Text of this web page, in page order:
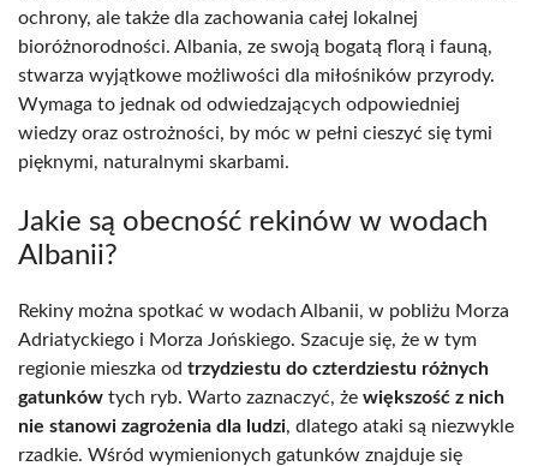
ochrony, ale także dla zachowania całej lokalnej
bioróżnorodności. Albania, ze swoją bogatą florą i fauną,
stwarza wyjątkowe możliwości dla miłośników przyrody.
Wymaga to jednak od odwiedzających odpowiedniej
wiedzy oraz ostrożności, by móc w pełni cieszyć się tymi
pięknymi, naturalnymi skarbami.
Jakie są obecność rekinów w wodach
Albanii?
Rekiny można spotkać w wodach Albanii, w pobliżu Morza
Adriatyckiego i Morza Jońskiego. Szacuje się, że w tym
regionie mieszka od trzydziestu do czterdziestu różnych
gatunków tych ryb. Warto zaznaczyć, że większość z nich
nie stanowi zagrożenia dla ludzi, dlatego ataki są niezwykle
rzadkie. Wśród wymienionych gatunków znajduje się